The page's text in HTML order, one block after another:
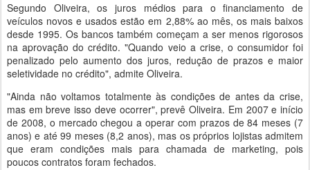
Segundo Oliveira, os juros médios para o financiamento de
veículos novos e usados estão em 2,88% ao mês, os mais baixos
desde 1995. Os bancos também começam a ser menos rigorosos
na aprovação do crédito. "Quando veio a crise, o consumidor foi
penalizado pelo aumento dos juros, redução de prazos e maior
seletividade no crédito", admite Oliveira.
"Ainda não voltamos totalmente às condições de antes da crise,
mas em breve isso deve ocorrer", prevê Oliveira. Em 2007 e início
de 2008, o mercado chegou a operar com prazos de 84 meses (7
anos) e até 99 meses (8,2 anos), mas os próprios lojistas admitem
que eram condições mais para chamada de marketing, pois
poucos contratos foram fechados.